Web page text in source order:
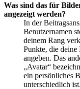
Was sind das für
angezeigt werden?
In der
Benutzernamen
deinem Rang
Punkte, die deine
angeben. Das
„Avatar“
ein persönliches
unterschiedlich ist.